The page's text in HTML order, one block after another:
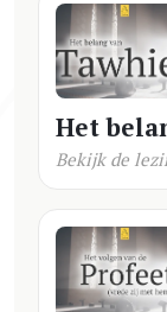
Het
Bekijk de